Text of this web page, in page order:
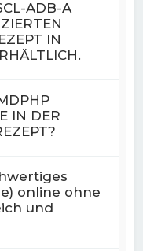
ADB-A
IN
IN DER
online ohne
und